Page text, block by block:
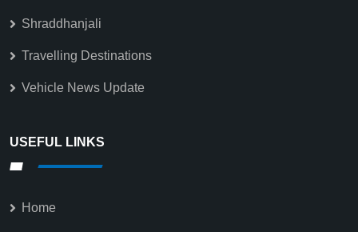
Shraddhanjali
Travelling Destinations
Vehicle News Update
USEFUL LINKS
Home